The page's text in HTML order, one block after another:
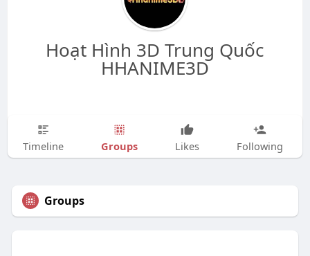
Hoạt Hình 3D Trung Quốc
HHANIME3D
Timeline Groups Likes Following
Groups